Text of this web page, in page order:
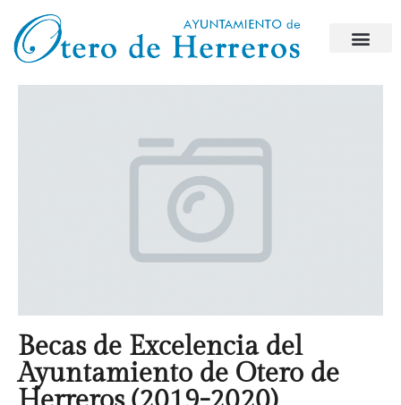
Becas de Excelencia del
Ayuntamiento de Otero de